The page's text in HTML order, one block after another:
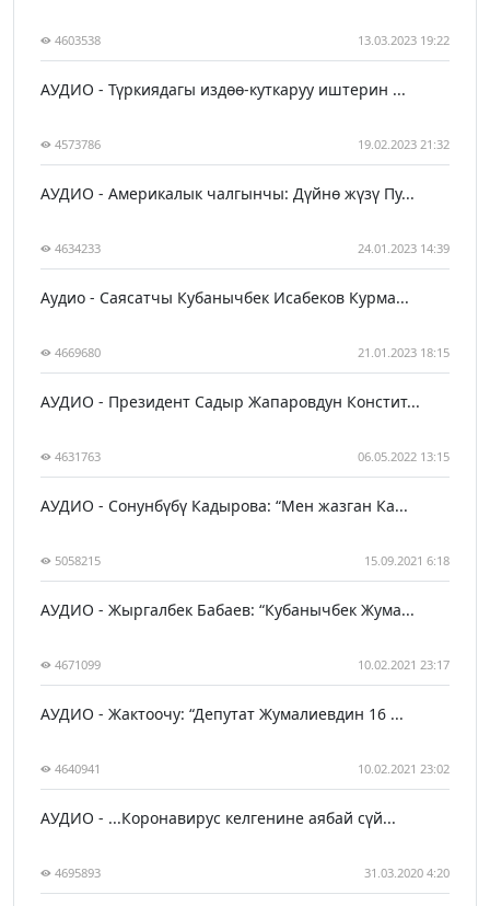
4603538 13.03.2023 19:22
АУДИО - Түркиядагы издөө-куткаруу иштерин ...
4573786 19.02.2023 21:32
АУДИО - Америкалык чалгынчы: Дүйнө жүзү Пу...
4634233 24.01.2023 14:39
Аудио - Саясатчы Кубанычбек Исабеков Курма...
4669680 21.01.2023 18:15
АУДИО - Президент Садыр Жапаровдун Констит...
4631763 06.05.2022 13:15
АУДИО - Сонунбүбү Кадырова: “Мен жазган Ка...
5058215 15.09.2021 6:18
АУДИО - Жыргалбек Бабаев: “Кубанычбек Жума...
4671099 10.02.2021 23:17
АУДИО - Жактоочу: “Депутат Жумалиевдин 16 ...
4640941 10.02.2021 23:02
АУДИО - ...Коронавирус келгенине аябай сүй...
4695893 31.03.2020 4:20